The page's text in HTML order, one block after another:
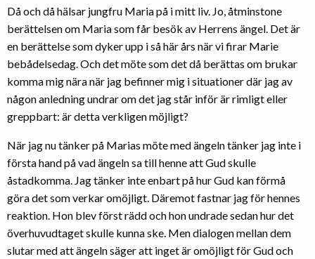
Då och då hälsar jungfru Maria på i mitt liv. Jo, åtminstone
berättelsen om Maria som får besök av Herrens ängel. Det är
en berättelse som dyker upp i så här års när vi firar Marie
bebådelsedag. Och det möte som det då berättas om brukar
komma mig nära när jag befinner mig i situationer där jag av
någon anledning undrar om det jag står inför är rimligt eller
greppbart: är detta verkligen möjligt?
När jag nu tänker på Marias möte med ängeln tänker jag inte i
första hand på vad ängeln sa till henne att Gud skulle
åstadkomma. Jag tänker inte enbart på hur Gud kan förmå
göra det som verkar omöjligt. Däremot fastnar jag för hennes
reaktion. Hon blev först rädd och hon undrade sedan hur det
överhuvudtaget skulle kunna ske. Men dialogen mellan dem
slutar med att ängeln säger att inget är omöjligt för Gud och